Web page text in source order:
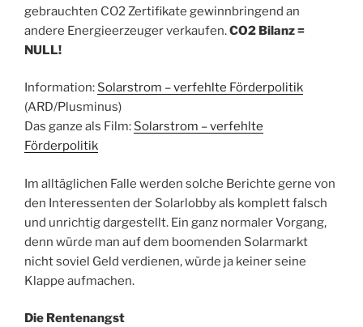
gebrauchten CO2 Zertifikate gewinnbringend an
andere Energieerzeuger verkaufen.CO2 Bilanz =
NULL!
Information: Solarstrom – verfehlte Förderpolitik
(ARD/Plusminus)
Das ganze als Film: Solarstrom – verfehlte
Förderpolitik
Im alltäglichen Falle werden solche Berichte gerne von
den Interessenten der Solarlobby als komplett falsch
und unrichtig dargestellt. Ein ganz normaler Vorgang,
denn würde man auf dem boomenden Solarmarkt
nicht soviel Geld verdienen, würde ja keiner seine
Klappe aufmachen.
Die Rentenangst